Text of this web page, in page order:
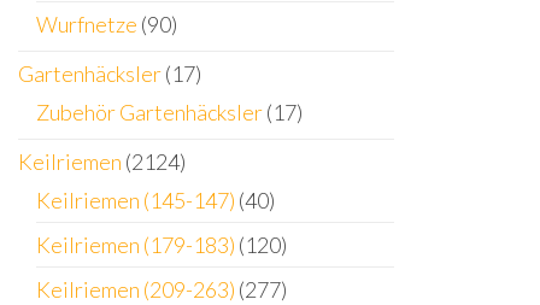
Wurfnetze (90)
Gartenhäcksler(17)
Zubehör Gartenhäcksler(17)
Keilriemen (2124)
Keilriemen (145-147) (40)
Keilriemen (179-183) (120)
Keilriemen (209-263) (277)